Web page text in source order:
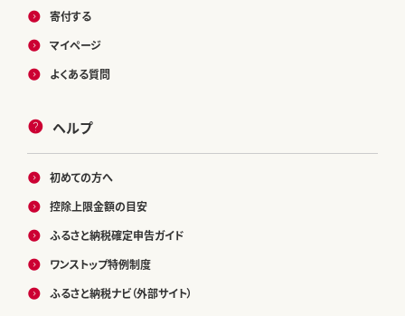
寄付する
マイページ
よくある質問
ヘルプ
初めての方へ
控除上限金額の目安
ふるさと納税確定申告ガイド
ワンストップ特例制度
ふるさと納税ナビ（外部サイト）